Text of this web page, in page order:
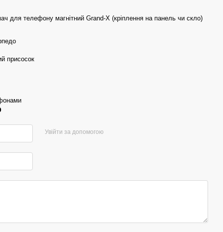
для телефону магнітний Grand-X (кріплення на панель чи скло)
присосок
Увійти за допомогою